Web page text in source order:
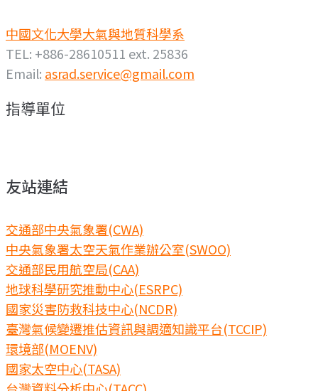
中國文化大學大氣與地質科學系
TEL: +886-28610511 ext. 25836
Email: asrad.service@gmail.com
指導單位
友站連結
交通部中央氣象署(CWA)
中央氣象署太空天氣作業辦公室(SWOO)
交通部民用航空局(CAA)
地球科學研究推動中心(ESRPC)
國家災害防救科技中心(NCDR)
臺灣氣候變遷推估資訊與調適知識平台(TCCIP)
環境部(MOENV)
國家太空中心(TASA)